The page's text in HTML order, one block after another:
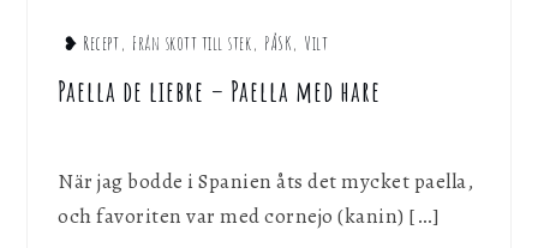
❥ Recept, Från skott till stek, PÅSK, Vilt
Paella de liebre – Paella med hare
När jag bodde i Spanien åts det mycket paella,
och favoriten var med cornejo (kanin) […]
webbplats kan vi ge dig personligt innehåll